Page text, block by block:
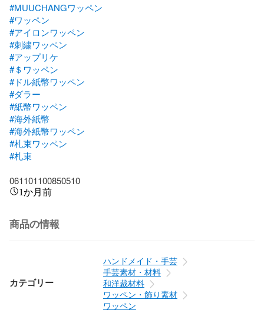
#MUUCHANGワッペン
#ワッペン
#アイロンワッペン
#刺繍ワッペン
#アップリケ
#＄ワッペン
#ドル紙幣ワッペン
#ダラー
#紙幣ワッペン
#海外紙幣
#海外紙幣ワッペン
#札束ワッペン
#札束
061101100850510
1か月前
商品の情報
カテゴリー
ハンドメイド・手芸
手芸素材・材料
和洋裁材料
ワッペン・飾り素材
ワッペン